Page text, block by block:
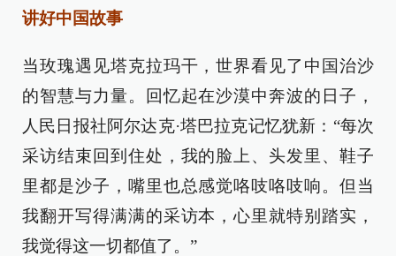
讲好中国故事
当玫瑰遇见塔克拉玛干，世界看见了中国治沙
的智慧与力量。回忆起在沙漠中奔波的日子，
人民日报社阿尔达克·塔巴拉克记忆犹新：“每次
采访结束回到住处，我的脸上、头发里、鞋子
里都是沙子，嘴里也总感觉咯吱咯吱响。但当
我翻开写得满满的采访本，心里就特别踏实，
我觉得这一切都值了。”